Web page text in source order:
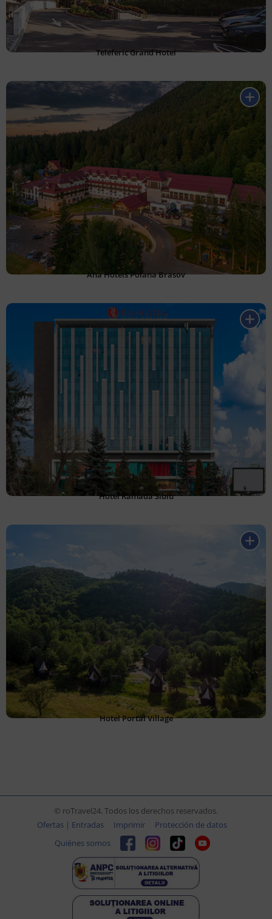
Teleferic Grand Hotel
Ana Hotels Poiana Brasov
Hotel Ramada Sibiu
Hotel Portal Village
© roTravel24. Todos los derechos reservados.
Ofertas | Entradas
Imprimir
Protección de datos
Quiénes somos